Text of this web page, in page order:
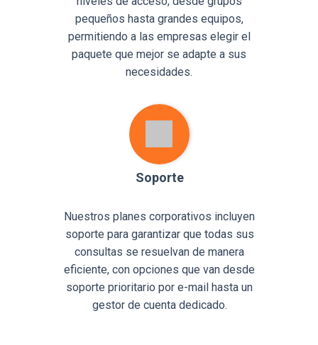
pequeños hasta grandes equipos,
permitiendo a las empresas elegir el
paquete que mejor se adapte a sus
necesidades.
Soporte
Nuestros planes corporativos incluyen
soporte para garantizar que todas sus
consultas se resuelvan de manera
eficiente, con opciones que van desde
soporte prioritario por e-mail hasta un
gestor de cuenta dedicado.